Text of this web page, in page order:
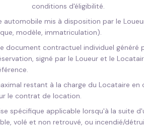
conditions d'éligibilité.
automobile mis à disposition par le
modèle, immatriculation).
document contractuel individuel généré
signé par le Loueur et le
restant à la charge du Locataire en
le contrat de location.
spécifique applicable lorsqu'à la suite
volé et non retrouvé, ou incendié/